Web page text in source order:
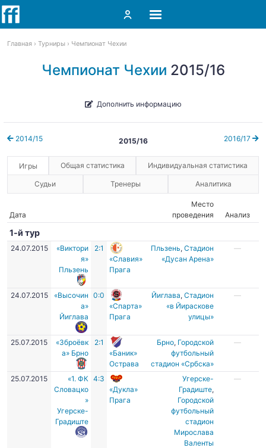
Главная Турниры Чемпионат Чехии
Чемпионат Чехии 2015/16
Дополнить информацию
2014/15 2016/17
2015/16
Игры Общая статистика Индивидуальная статистика
Судьи Тренеры Аналитика
Дата
Место
проведения
Анализ
1-й тур
24.07.2015
«Виктори
я»
Пльзень
2:1
«Славия»
Прага
Пльзень,Стадион
«Дусан Арена»
—
24.07.2015
«Высочин
а»
Йиглава
0:0
«Спарта»
Прага
Йиглава,Стадион
«в Йираскове
улицы»
—
25.07.2015
«Зброёвк
а» Брно
2:1
«Баник»
Острава
Брно, Городской
футбольный
стадион «Србска»
—
25.07.2015
«1. ФК
Словацко
»
Угерске-
Градиште
4:3
«Дукла»
Прага
Угерске-
Градиште,
Городской
футбольный
стадион
Мирослава
Валенты
—